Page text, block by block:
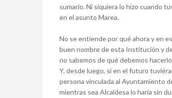
sumario. Ni siquiera lo hizo cuando
en el asunto Marea.
No se entiende por qué ahora y en
buen nombre de esta Institución y
no sabemos de qué debemos
Y, desde luego, si en el futuro
persona vinculada al Ayuntamiento
mientras sea Alcaldesa lo haría sin